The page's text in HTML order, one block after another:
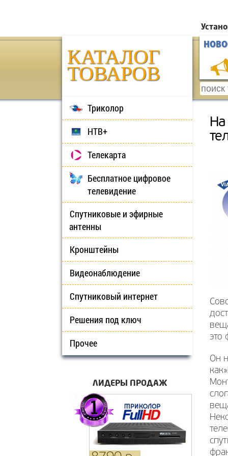
КАТАЛОГ
ТОВАРОВ
Триколор
НТВ+
Телекарта
Бесплатное цифровое
телевидение
Спутниковые и эфирные
антенны
Кронштейны
Видеонаблюдение
Спутниковый интернет
Решения под ключ
Прочее
ЛИДЕРЫ ПРОДАЖ
На
это
Он